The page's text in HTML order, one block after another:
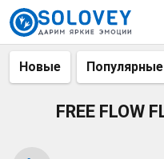
Новые Популярные
FREE FLOW